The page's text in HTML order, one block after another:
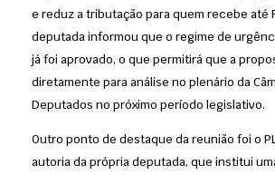
e reduz a tributação para quem recebe até
deputada informou que o regime de
já foi aprovado, o que permitirá que a
diretamente para análise no plenário da
Deputados no próximo período legislativo.
Outro ponto de destaque da reunião foi o
autoria da própria deputada, que institui